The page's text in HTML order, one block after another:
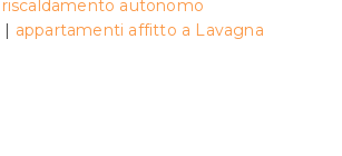
riscaldamento autonomo
| appartamenti affitto a Lavagna